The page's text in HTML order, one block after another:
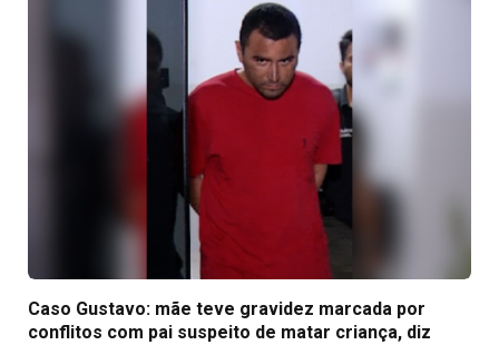
Caso Gustavo: mãe teve gravidez marcada por
conflitos com pai suspeito de matar criança, diz